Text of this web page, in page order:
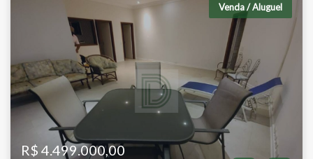
Venda / Aluguel
R$ 4.499.000,00